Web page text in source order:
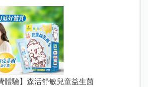
體驗】森活舒敏兒童益生菌